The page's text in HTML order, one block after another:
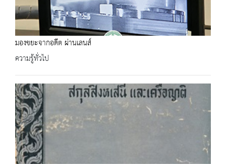
มองขยะจากอดีต ผ่านเลนส์
ความรู้ทั่วไป